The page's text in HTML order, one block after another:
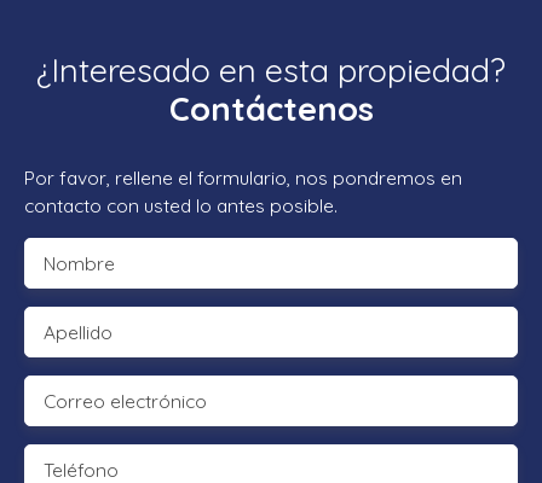
¿Interesado en esta propiedad?
Contáctenos
Por favor, rellene el formulario, nos pondremos en
contacto con usted lo antes posible.
Nombre
Apellido
Correo electrónico
Teléfono